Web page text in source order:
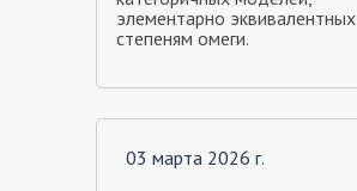
элементарно эквивалентных
степеням омеги.
03 марта 2026 г.